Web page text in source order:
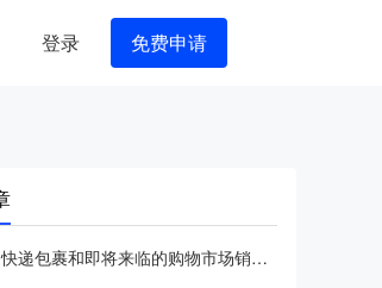
登录 免费申请
春节期间快递包裹和即将来临的购物市场销售高峰